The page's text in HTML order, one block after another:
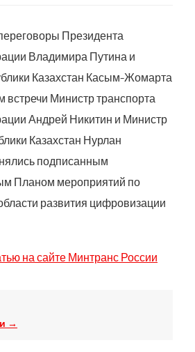
Президента
Владимира Путина и
Казахстан Касым-Жомарта
встречи Министр транспорта
Андрей Никитин и Министр
Казахстан Нурлан
подписанным
Планом мероприятий по
развития цифровизации
на сайте Минтранс России
→